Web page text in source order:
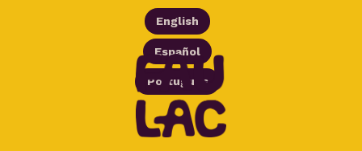
English
Español
Português